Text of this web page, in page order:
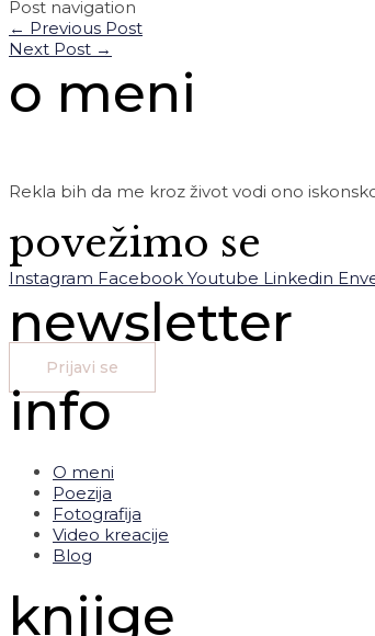
Post navigation
← Previous Post
Next Post →
o meni
Rekla bih da me kroz život vodi ono
povežimo se
Instagram Facebook Youtube Linkedin
newsletter
Prijavi se
info
O meni
Poezija
Fotografija
Video kreacije
Blog
knjige